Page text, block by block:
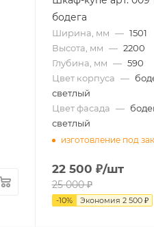
бодега
Ширина, мм — 1501
Высота, мм — 2200
Глубина, мм — 590
Цвет корпуса —
светлый
Цвет фасада —
светлый
изготовление под
22 500 ₽/шт
25 000₽
-10% Экономия 2 500₽